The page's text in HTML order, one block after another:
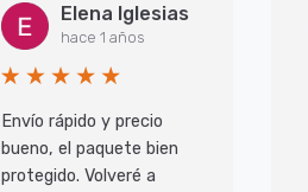
Elena Iglesias
hace 1 años
Envío rápido y precio
bueno, el paquete bien
protegido. Volveré a